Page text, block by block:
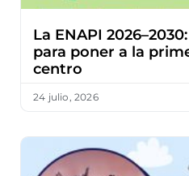
La ENAPI
para poner a la
centro
24 julio, 2026